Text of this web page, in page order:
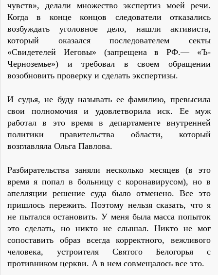
чувств», делали множество экспертиз моей речи.
Когда в конце концов следователи отказались
возбуждать уголовное дело, нашли активиста,
который оказался последователем секты
«Свидетелей Иеговы» (запрещена в РФ.— «Ъ-
Черноземье») и требовал в своем обращении
возобновить проверку и сделать экспертизы.
И судья, не буду называть ее фамилию, превысила
свои полномочия и удовлетворила иск. Ее муж
работал в это время в департаменте внутренней
политики правительства области, который
возглавляла Ольга Павлова.
Разбирательства заняли несколько месяцев (в это
время я попал в больницу с коронавирусом), но в
апелляции решение суда было отменено. Все это
пришлось пережить. Поэтому нельзя сказать, что я
не пытался остановить. У меня была масса попыток
это сделать, но никто не слышал. Никто не мог
сопоставить образ всегда корректного, вежливого
человека, устроителя Святого Белогорья с
противником церкви. А в нем совмещалось все это.